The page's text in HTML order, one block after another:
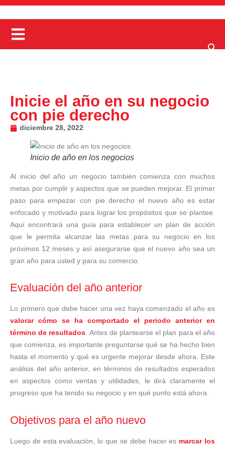
Inicie el año en su negocio
con pie derecho
diciembre 28, 2022
Inicio de año en los negocios
Al inicio del año un negocio también comienza con muchos
metas por cumplir y aspectos que se pueden mejorar. El primer
paso para empezar con pie derecho el nuevo año es estar
enfocado y motivado para lograr los propósitos que se plantee.
Aquí encontrará una guía para establecer un plan de acción
que le permita alcanzar las metas para su negocio en los
próximos 12 meses y así asegurarse que el nuevo año sea un
gran año para usted y para su comercio.
Evaluación del año anterior
Lo primero que debe hacer una vez haya comenzado el año es
valorar cómo se ha comportado el periodo anterior en
término de resultados. Antes de plantearse el plan para el año
que comienza, es importante preguntarse qué se ha hecho bien
hasta el momento y qué es urgente mejorar desde ahora. Este
análisis del año anterior, en términos de resultados esperados
en aspectos como ventas y utilidades, le dirá claramente el
progreso que ha tenido su negocio y en qué punto está ahora.
Objetivos para el año nuevo
Luego de esta evaluación, lo que se debe hacer es marcar los